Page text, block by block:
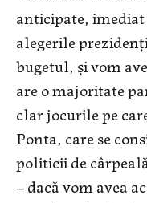
anticipate,
alegerile
bugetul, şi vom
are o majoritate
clar jocurile pe
Ponta, care se
politicii de
– dacă vom avea